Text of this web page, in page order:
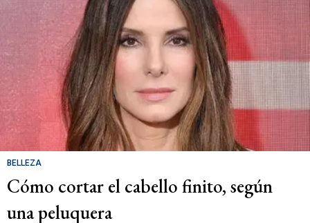
BELLEZA
Cómo cortar el cabello finito, según
una peluquera